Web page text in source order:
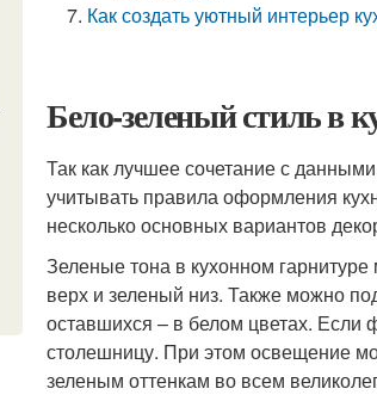
Как создать уютный интерьер
Бело-зеленый стиль в
Так как лучшее сочетание с
учитывать правила оформления
несколько основных вариантов
Зеленые тона в кухонном
верх и зеленый низ. Также можно
оставшихся – в белом цветах. Если
столешницу. При этом освещение
зеленым оттенкам во всем